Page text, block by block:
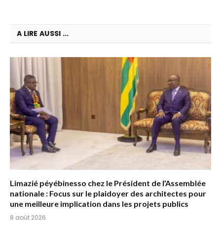
A LIRE AUSSI ...
Limazié péyébinesso chez le Président de l’Assemblée
nationale : Focus sur le plaidoyer des architectes pour
une meilleure implication dans les projets publics
8 août 2026